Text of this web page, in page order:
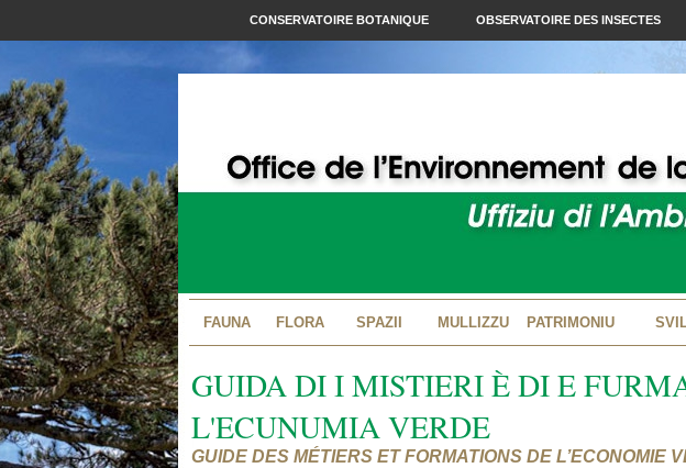
CONSERVATOIRE BOTANIQUE OBSERVATOIRE DES INSECTES
FAUNA FLORA SPAZII MULLIZZU PATRIMONIU
GUIDA DI I MISTIERI È DI E
L'ECUNUMIA VERDE
GUIDE DES MÉTIERS ET FORMATIONS DE L’ECONOMIE